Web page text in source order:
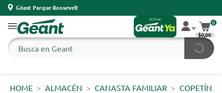
Géant Parque Roosevelt
0
$0,00
HOME ALMACÉN CANASTA FAMILIAR COPETÍN